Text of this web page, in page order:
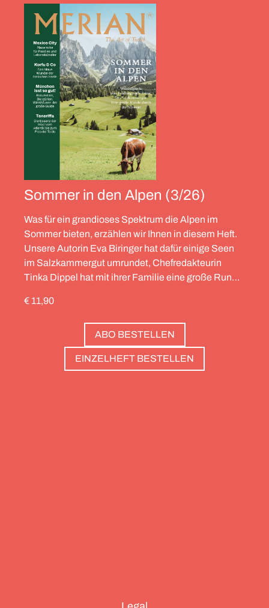
Sommer in den Alpen (3/26)
Was für ein grandioses Spektrum die Alpen im
Sommer bieten, erzählen wir Ihnen in diesem Heft.
Unsere Autorin Eva Biringer hat dafür einige Seen
im Salzkammergut umrundet, Chefredakteurin
Tinka Dippel hat mit ihrer Familie eine große Runde
Helfrich ist über viele Gipfel gegangen – von
Salzburg bis nach Triest. Und die Redaktion hat
zwölf Hotels gesammelt, die zweierlei gemeinsam
haben: Sie sind die perfekte Basis, um Gipfel zu
stürmen. Und sie haben wunderschöne Pools, um
€ 11,90
ABO BESTELLEN
EINZELHEFT BESTELLEN